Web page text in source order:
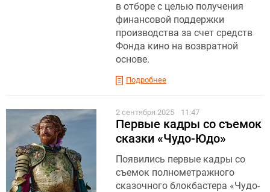
в отборе с целью получения
финансовой поддержки
производства за счет средств
Фонда кино на возвратной
основе.
Подробнее
2 сентября 2025 11:47
Первые кадры со съемок
сказки «Чудо-Юдо»
Появились первые кадры со
съемок полнометражного
сказочного блокбастера «Чудо-